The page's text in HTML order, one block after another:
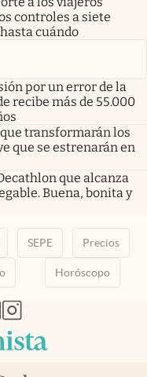
controles a siete
cuándo
por un error de la
recibe más de 55.000
transformarán los
que se estrenarán en
que alcanza
Buena, bonita y
SEPE Precios
Horóscopo
pestañapestaña
en nueva pestaña
abre en nueva pestaña
abre en nueva pestaña